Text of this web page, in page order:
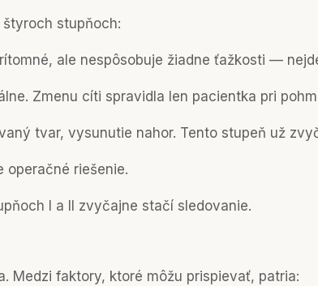
stupňoch:
ale nespôsobuje žiadne ťažkosti —
Zmenu cíti spravidla len pacientka pri
tvar, vysunutie nahor. Tento stupeň už
operačné riešenie.
I a II zvyčajne stačí sledovanie.
Medzi faktory, ktoré môžu prispievať, patria: